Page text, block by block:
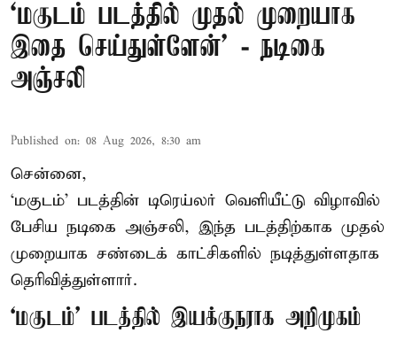
‘மகுடம் படத்தில் முதல் முறையாக
இதை செய்துள்ளேன்’ - நடிகை
அஞ்சலி
Published on: 08 Aug 2026, 8:30 am
சென்னை,
‘மகுடம்’ படத்தின் டிரெய்லர் வெளியீட்டு விழாவில்
பேசிய நடிகை அஞ்சலி, இந்த படத்திற்காக முதல்
முறையாக சண்டைக் காட்சிகளில் நடித்துள்ளதாக
தெரிவித்துள்ளார்.
‘மகுடம்’ படத்தில் இயக்குநராக அறிமுகம்